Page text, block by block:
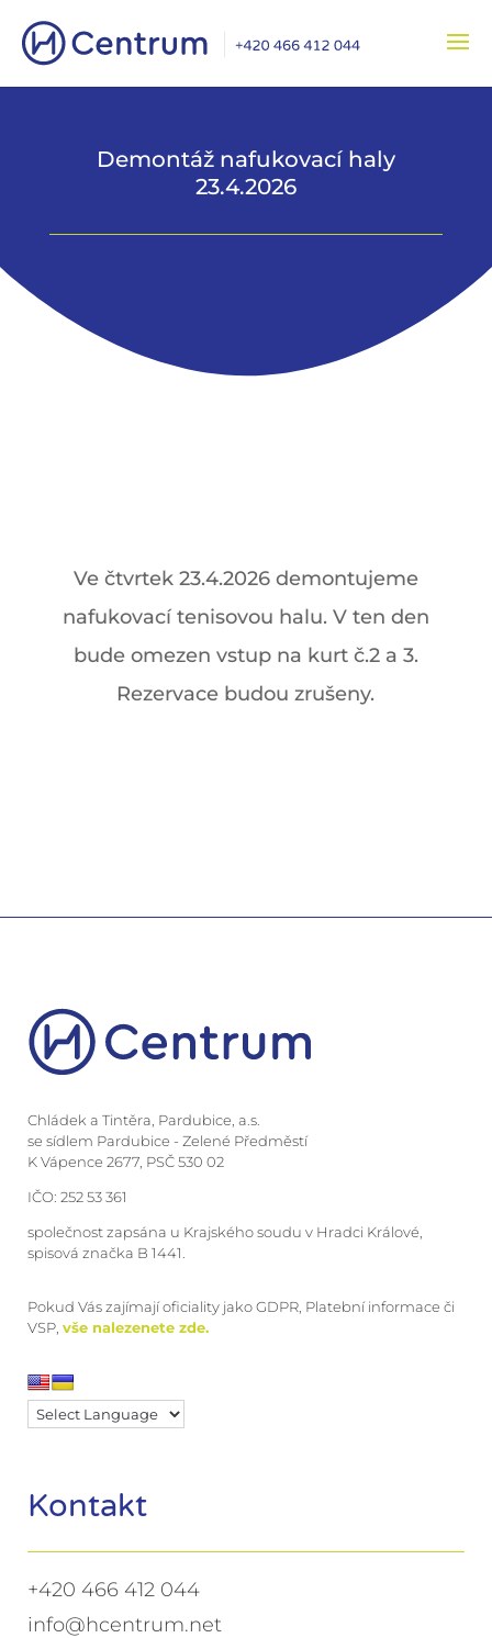
Demontáž nafukovací haly
23.4.2026
Ve čtvrtek 23.4.2026 demontujeme
nafukovací tenisovou halu. V ten den
bude omezen vstup na kurt č.2 a 3.
Rezervace budou zrušeny.
Chládek a Tintěra, Pardubice, a.s.
se sídlem Pardubice - Zelené Předměstí
K Vápence 2677, PSČ 530 02
IČO: 252 53 361
společnost zapsána u Krajského soudu v Hradci Králové,
spisová značka B 1441.
Pokud Vás zajímají oficiality jako GDPR, Platební informace či
VSP, vše nalezenete zde.
Kontakt
+420 466 412 044
info@hcentrum.net